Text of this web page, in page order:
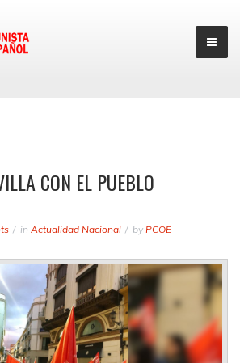
CON EL PUEBLO
in Actualidad Nacional by PCOE